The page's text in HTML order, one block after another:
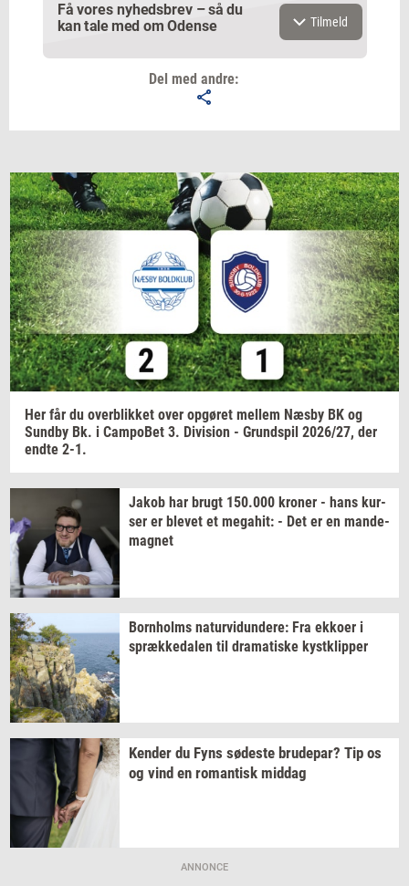
Få vores nyhedsbrev – så du
kan tale med om Odense
Navn
Jeg vil gerne modtage et nyhedsoverblik, samt
relevante tilbud og brugerfordele på mail. Det er altid
muligt at afmelde.
Privatlivspolitik.
Tilmeld
Del med andre:
Her får du over­blik­ket over op­gø­ret mel­lem Næsby BK og
Sund­by Bk. i Cam­po­Bet 3. Di­vi­sion - Grund­spil 2026/27, der
endte 2-1.
Jakob har brugt 150.000 kro­ner - hans kur­
ser er ble­vet et me­ga­hit: - Det er en mande-​
magnet
Born­holms na­tur­vi­dun­de­re: Fra ek­ko­er i
spræk­ke­da­len til dra­ma­ti­ske kyst­klip­per
Ken­der du Fyns sø­de­ste bru­de­par? Tip os
og vind en ro­man­tisk mid­dag
ANNONCE